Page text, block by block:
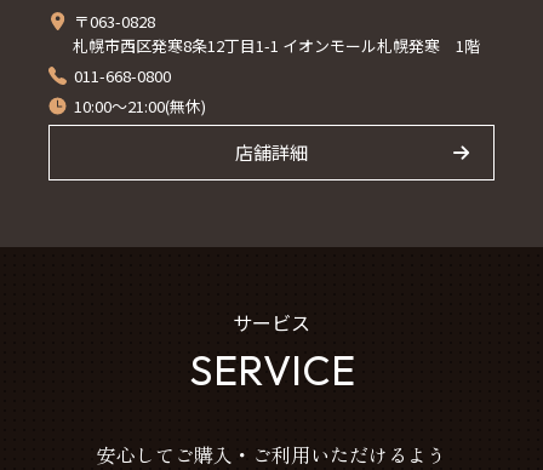
〒063-0828
札幌市西区発寒8条12丁目1-1 イオンモール札幌発寒 1階
011-668-0800
10:00～21:00(無休)
店舗詳細
サービス
SERVICE
安心してご購入・ご利用いただけるよう